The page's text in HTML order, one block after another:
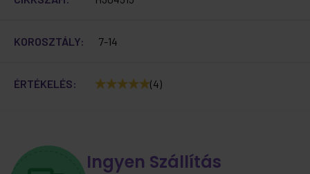
KOROSZTÁLY: 7-14
ÉRTÉKELÉS: (4)
Ingyen Szállítás